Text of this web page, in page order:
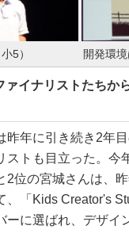
5） 開発環
ァイナリストたちか
昨年に引き続き2年
ストも目立った。今
2位の宮城さんは、
、「Kids Creator's
ーに選ばれ、デザイ